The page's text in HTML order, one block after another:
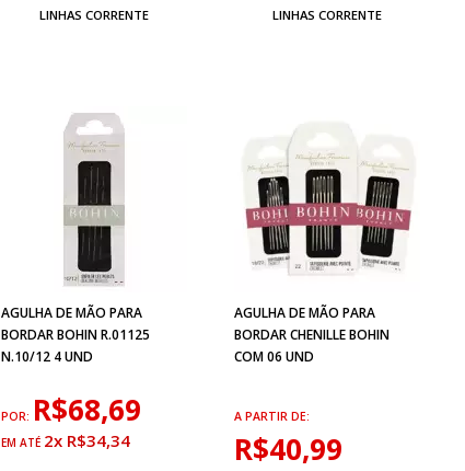
LINHAS CORRENTE LINHAS CORRENTE
AGULHA DE MÃO PARA
BORDAR BOHIN R.01125
N.10/12 4 UND
POR: R$68,69
2x R$34,34
AGULHA DE MÃO PARA
BORDAR CHENILLE BOHIN
COM 06 UND
A PARTIR DE:
R$40,99